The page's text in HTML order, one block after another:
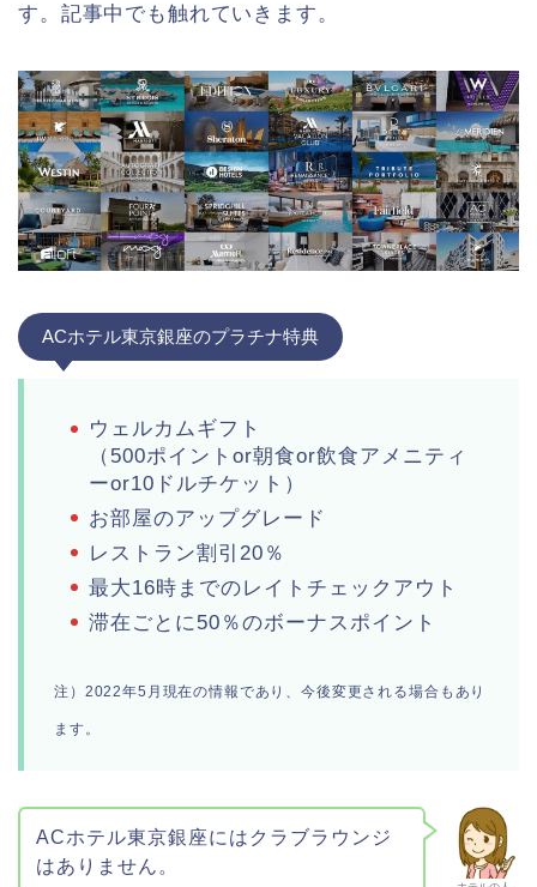
す。記事中でも触れていきます。
ACホテル東京銀座のプラチナ特典
ウェルカムギフト
（500ポイントor朝食or飲食アメニティ
ーor10ドルチケット）
お部屋のアップグレード
レストラン割引20％
最大16時までのレイトチェックアウト
滞在ごとに50％のボーナスポイント
注）2022年5月現在の情報であり、今後変更される場合もあり
ます。
ACホテル東京銀座にはクラブラウンジ
はありません。